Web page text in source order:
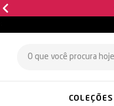
COLEÇÕES